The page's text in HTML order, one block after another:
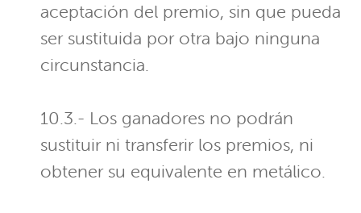
aceptación del premio, sin que pueda
ser sustituida por otra bajo ninguna
circunstancia.
10.3.- Los ganadores no podrán
sustituir ni transferir los premios, ni
obtener su equivalente en metálico.